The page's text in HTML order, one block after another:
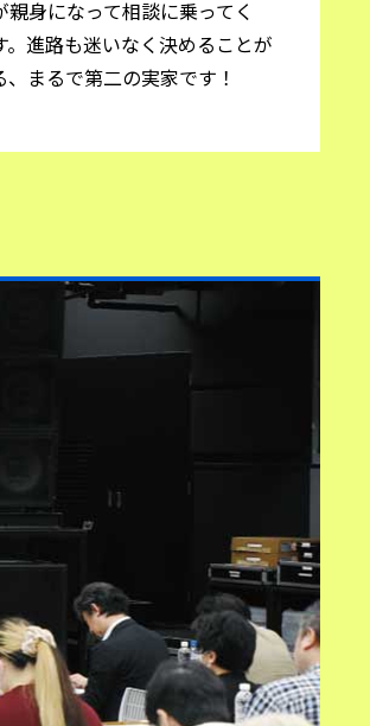
身になって相談に乗ってく
進路も迷いなく決めることが
まるで第二の実家です！